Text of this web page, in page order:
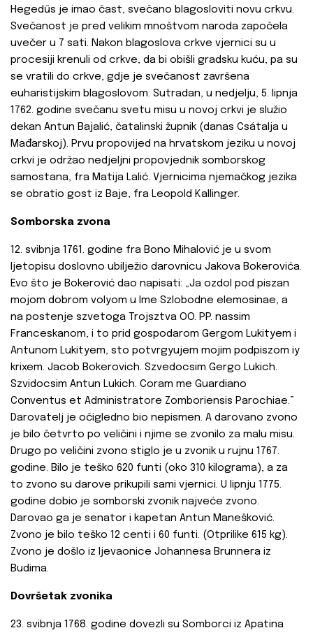
Hegedűs je imao čast, svečano blagosloviti novu crkvu.
Svečanost je pred velikim mnoštvom naroda započela
uvečer u 7 sati. Nakon blagoslova crkve vjernici su u
procesiji krenuli od crkve, da bi obišli gradsku kuću, pa su
se vratili do crkve, gdje je svečanost završena
euharistijskim blagoslovom. Sutradan, u nedjelju, 5. lipnja
1762. godine svečanu svetu misu u novoj crkvi je služio
dekan Antun Bajalić, čatalinski župnik (danas Csátalja u
Mađarskoj). Prvu propovijed na hrvatskom jeziku u novoj
crkvi je održao nedjeljni propovjednik somborskog
samostana, fra Matija Lalić. Vjernicima njemačkog jezika
se obratio gost iz Baje, fra Leopold Kallinger.
Somborska zvona
12. svibnja 1761. godine fra Bono Mihalović je u svom
ljetopisu doslovno ubilježio darovnicu Jakova Bokerovića.
Evo što je Bokerović dao napisati: „Ja ozdol pod piszan
mojom dobrom volyom u Ime Szlobodne elemosinae, a
na postenje szvetoga Trojsztva OO. PP. nassim
Franceskanom, i to prid gospodarom Gergom Lukityem i
Antunom Lukityem, sto potvrgyujem mojim podpiszom iy
krixem. Jacob Bokerovich. Szvedocsim Gergo Lukich.
Szvidocsim Antun Lukich. Coram me Guardiano
Conventus et Administratore Zomboriensis Parochiae.”
Darovatelj je očigledno bio nepismen. A darovano zvono
je bilo četvrto po veličini i njime se zvonilo za malu misu.
Drugo po veličini zvono stiglo je u zvonik u rujnu 1767.
godine. Bilo je teško 620 funti (oko 310 kilograma), a za
to zvono su darove prikupili sami vjernici. U lipnju 1775.
godine dobio je somborski zvonik najveće zvono.
Darovao ga je senator i kapetan Antun Manešković.
Zvono je bilo teško 12 centi i 60 funti. (Otprilike 615 kg).
Zvono je došlo iz ljevaonice Johannesa Brunnera iz
Budima.
Dovršetak zvonika
23. svibnja 1768. godine dovezli su Somborci iz Apatina